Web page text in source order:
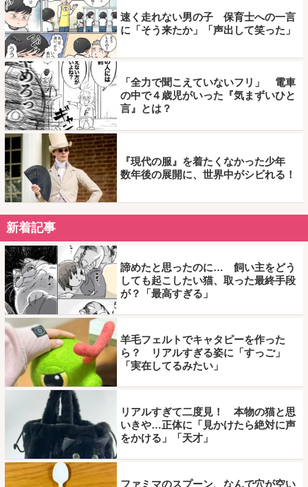
速く走れない男の子 保育士への一言
に「そう来たか」「声出して笑った」
「全力で聞こえていないフリ」 電車
の中で４歳児がいった『気まずいひと
言』とは？
『現代の服』を着たくなかった少年
数年後の展開に、世界中がシビれる！
新着記事
諦めたと思ったのに… 飼い主をどう
しても起こしたい猫、取った最終手段
が？「最高すぎる」
羊毛フェルトでキャタピーを作った
ら？ リアルすぎる姿に「すっご」
「実在してるみたい」
リアルすぎて二度見！ 本物の猫と思
いきや…正体に「見かけたら絶対に声
をかける」「天才」
ファミマのスプーン、なんで穴が空い